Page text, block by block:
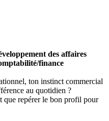
des affaires
finance
ton instinct commercial
au quotidien ?
que repérer le bon profil pour